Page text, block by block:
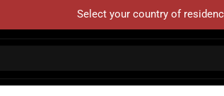
Select your country of